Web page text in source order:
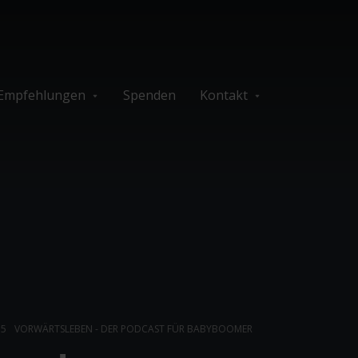
Spenden Kontakt
VORWÄRTSLEBEN - DER PODCAST FÜR BABYBOOMER